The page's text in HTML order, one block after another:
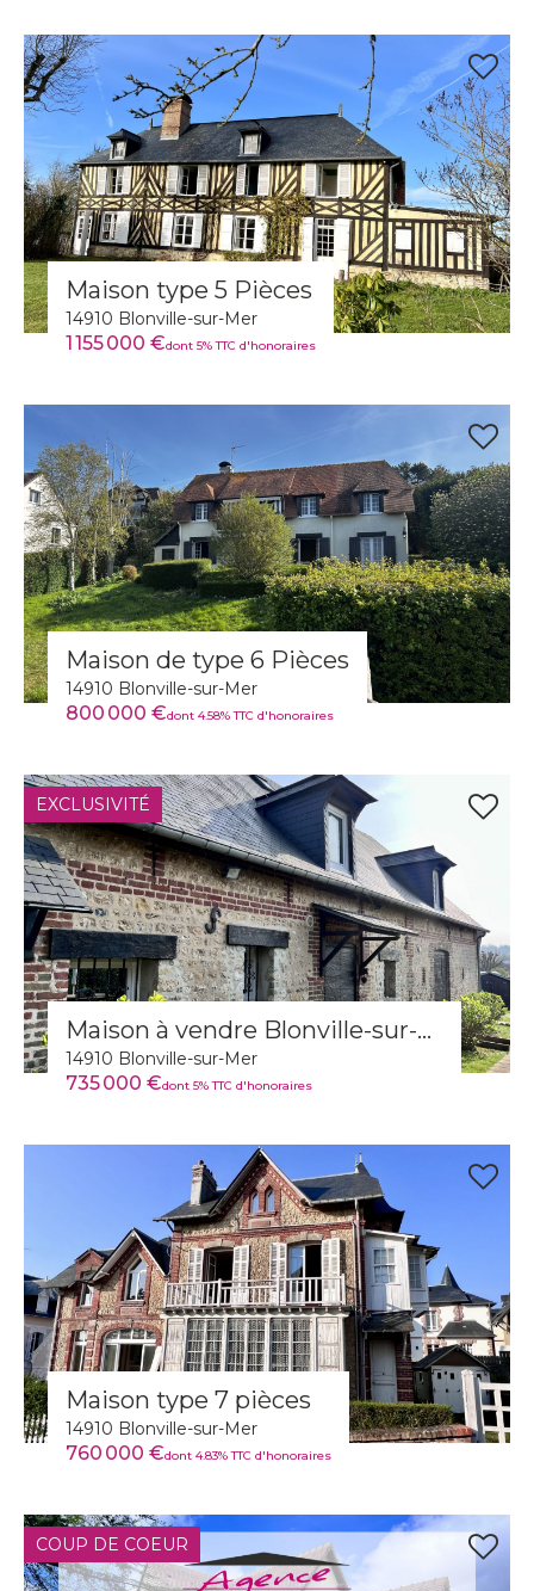
Maison type 5 Pièces
14910 Blonville-sur-Mer
1 155 000 €dont 5% TTC d'honoraires
Maison de type 6 Pièces
14910 Blonville-sur-Mer
800 000 €dont 4.58% TTC d'honoraires
EXCLUSIVITÉ
Maison à vendre Blonville-sur-Mer
14910 Blonville-sur-Mer
735 000 €dont 5% TTC d'honoraires
Maison type 7 pièces
14910 Blonville-sur-Mer
760 000 €dont 4.83% TTC d'honoraires
COUP DE COEUR